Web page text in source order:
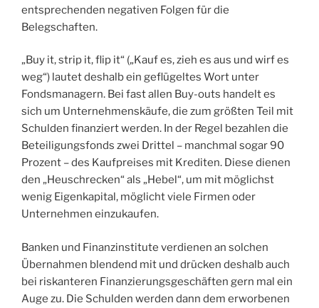
entsprechenden negativen Folgen für die
Belegschaften.
„Buy it, strip it, flip it“ („Kauf es, zieh es aus und wirf es
weg“) lautet deshalb ein geflügeltes Wort unter
Fondsmanagern. Bei fast allen Buy-outs handelt es
sich um Unternehmenskäufe, die zum größten Teil mit
Schulden finanziert werden. In der Regel bezahlen die
Beteiligungsfonds zwei Drittel – manchmal sogar 90
Prozent – des Kaufpreises mit Krediten. Diese dienen
den „Heuschrecken“ als „Hebel“, um mit möglichst
wenig Eigenkapital, möglicht viele Firmen oder
Unternehmen einzukaufen.
Banken und Finanzinstitute verdienen an solchen
Übernahmen blendend mit und drücken deshalb auch
bei riskanteren Finanzierungsgeschäften gern mal ein
Auge zu. Die Schulden werden dann dem erworbenen